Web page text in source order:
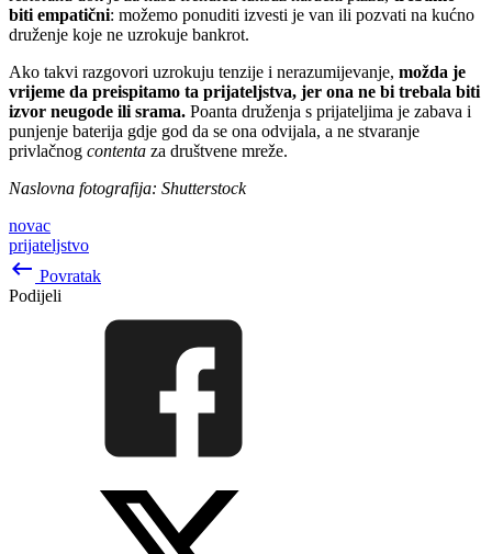
biti empatični: možemo ponuditi izvesti je van ili pozvati na kućno
druženje koje ne uzrokuje bankrot.
Ako takvi razgovori uzrokuju tenzije i nerazumijevanje, možda je
vrijeme da preispitamo ta prijateljstva, jer ona ne bi trebala biti
izvor neugode ili srama. Poanta druženja s prijateljima je zabava i
punjenje baterija gdje god da se ona odvijala, a ne stvaranje
privlačnog contenta za društvene mreže.
Naslovna fotografija: Shutterstock
novac
prijateljstvo
keyboard_backspace Povratak
Podijeli